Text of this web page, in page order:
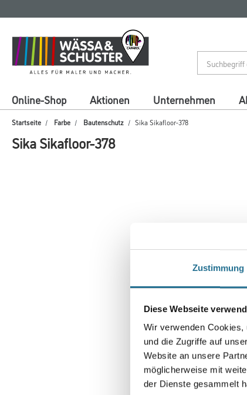
Zustimmung
Diese Webseite
Wir verwenden
und die Zugriffe auf
Website an unsere
möglicherweise mit
der Dienste gesammelt
springen
springen
Online-Shop Aktionen Unternehmen
Startseite Farbe Bautenschutz Sika Sikafloor-378
Sika Sikafloor-378